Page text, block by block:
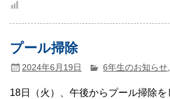
プール掃除
2024年6月19日 6年生のお知らせ
18日（火）、午後からプール掃除